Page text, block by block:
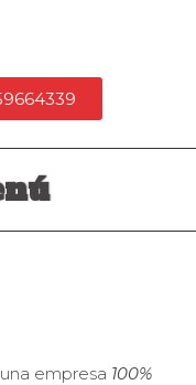
empresa 100%